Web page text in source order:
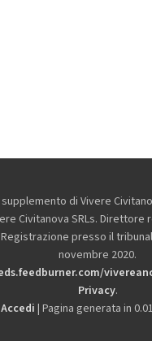
di Vivere
Civitanova SRLs. Direttore
.Registrazione presso il
novembre 2020.
Privacy.
Accedi | Pagina generata in